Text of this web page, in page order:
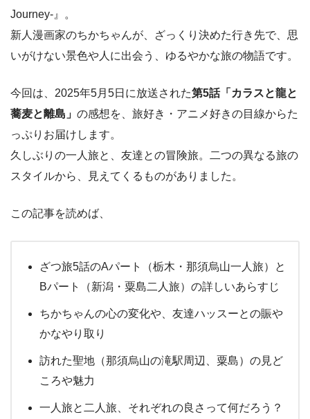
Journey-』。
新人漫画家のちかちゃんが、ざっくり決めた行き先で、思
いがけない景色や人に出会う、ゆるやかな旅の物語です。
今回は、2025年5月5日に放送された第5話「カラスと龍と
蕎麦と離島」 の感想を、旅好き・アニメ好きの目線からた
っぷりお届けします。
久しぶりの一人旅と、友達との冒険旅。二つの異なる旅の
スタイルから、見えてくるものがありました。
この記事を読めば、
ざつ旅5話のAパート（栃木・那須烏山一人旅）と
Bパート（新潟・粟島二人旅）の詳しいあらすじ
ちかちゃんの心の変化や、友達ハッスーとの賑や
かなやり取り
訪れた聖地（那須烏山の滝駅周辺、粟島）の見ど
ころや魅力
一人旅と二人旅、それぞれの良さって何だろう？